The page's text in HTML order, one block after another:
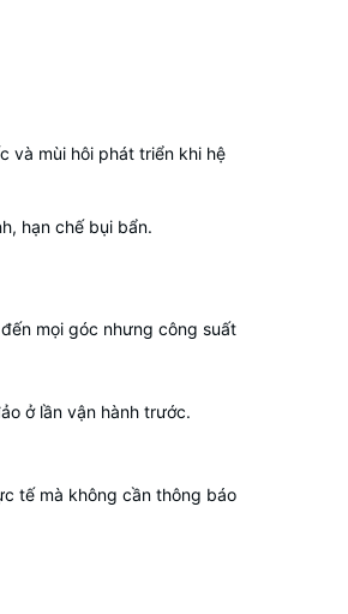
và mùi hôi phát triển khi hệ
hạn chế bụi bẩn.
mọi góc nhưng công suất
ở lần vận hành trước.
tế mà không cần thông báo